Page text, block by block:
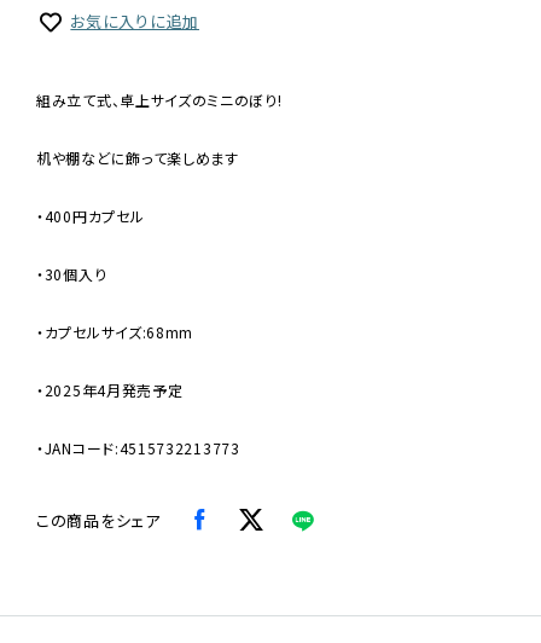
お気に入りに追加
組み立て式、卓上サイズのミニのぼり!
机や棚などに飾って楽しめます
・400円カプセル
・30個入り
・カプセルサイズ:68mm
・2025年4月発売予定
・JANコード:4515732213773
この商品をシェア